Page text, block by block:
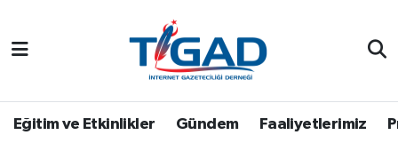
Eğitim ve Etkinlikler Gündem Faaliyetlerimiz
Nöbetçi Eczaneler